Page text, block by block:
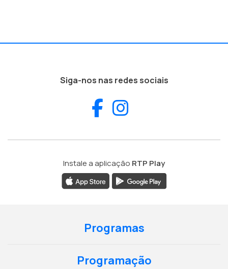
Siga-nos nas redes sociais
Facebook
Instale a aplicação RTP Play
Programas
Programação